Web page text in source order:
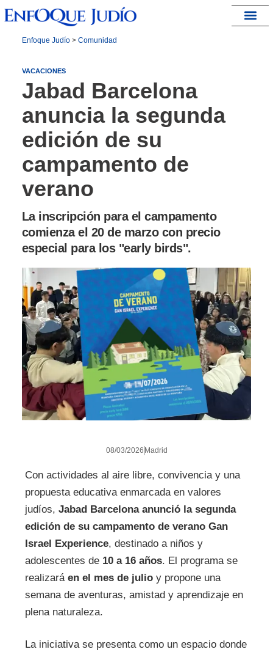
Enfoque Judío> Comunidad
VACACIONES
Jabad Barcelona
anuncia la segunda
edición de su
campamento de
verano
La inscripción para el campamento
comienza el 20 de marzo con precio
especial para los "early birds".
08/03/2026 Madrid
Con actividades al aire libre, convivencia y una
propuesta educativa enmarcada en valores
judíos, Jabad Barcelona anunció la segunda
edición de su campamento de verano Gan
Israel Experience, destinado a niños y
adolescentes de 10 a 16 años. El programa se
realizará en el mes de julioy propone una
semana de aventuras, amistad y aprendizaje en
plena naturaleza.
La iniciativa se presenta como un espacio donde